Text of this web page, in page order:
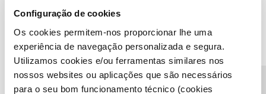
Configuração de cookies
Os cookies permitem-nos proporcionar lhe uma
experiência de navegação personalizada e segura.
Utilizamos cookies e/ou ferramentas similares nos
nossos websites ou aplicações que são necessários
para o seu bom funcionamento técnico (cookies
Descubra as novidades de junho